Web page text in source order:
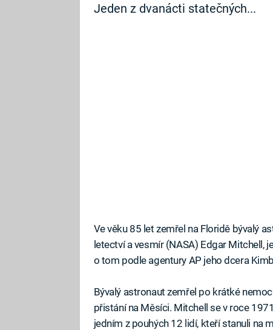
Jeden z dvanácti statečných...
Ve věku 85 let zemřel na Floridě bývalý
letectví a vesmír (NASA) Edgar Mitchell,
o tom podle agentury AP jeho dcera
Bývalý astronaut zemřel po krátké
přistání na Měsíci. Mitchell se v roce
jedním z pouhých 12 lidí, kteří stanuli na